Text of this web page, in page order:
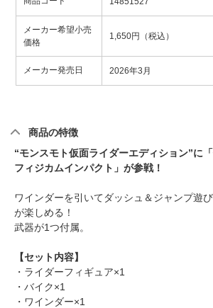
メーカー希望小売
価格
1,650円（税込）
メーカー発売日 2026年3月
商品の特徴
“モンスモト仮面ライダーエディション”に
フィジカムインパクト」が参戦！
ワインダーを引いてダッシュ＆ジャンプ遊
が楽しめる！
武器が1つ付属。
【セット内容】
・ライダーフィギュア×1
・バイク×1
・ワインダー×1